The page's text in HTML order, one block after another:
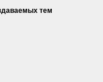
тем